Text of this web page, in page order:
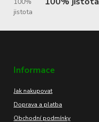
Informace
Jak nakupovat
Doprava a platba
Obchodní podmínky